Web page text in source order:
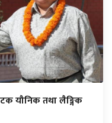
यौनिक तथा लैङ्गिक